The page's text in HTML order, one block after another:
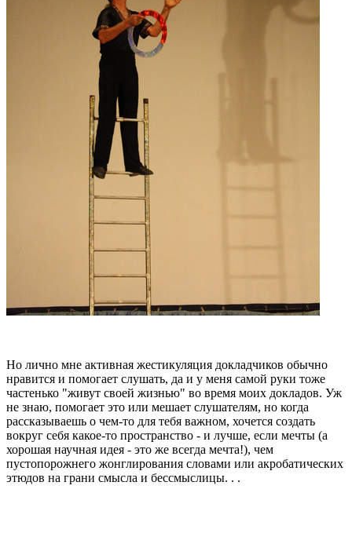
Но лично мне активная жестикуляция докладчиков обычно
нравится и помогает слушать, да и у меня самой руки тоже
частенько "живут своей жизнью" во время моих докладов. Уж
не знаю, помогает это или мешает слушателям, но когда
рассказываешь о чем-то для тебя важном, хочется создать
вокруг себя какое-то пространство - и лучше, если мечты (а
хорошая научная идея - это же всегда мечта!), чем
пустопорожнего жонглирования словами или акробатических
этюдов на грани смысла и бессмыслицы. . .